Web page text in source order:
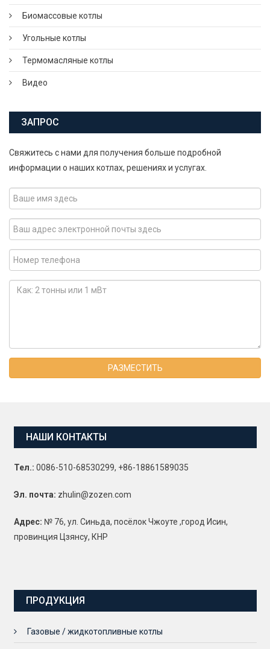
Биомассовые котлы
Угольные котлы
Термомасляные котлы
Видео
ЗАПРОС
Свяжитесь с нами для получения больше подробной
информации о наших котлах, решениях и услугах.
РАЗМЕСТИТЬ
НАШИ КОНТАКТЫ
Тел.: 0086-510-68530299, +86-18861589035
Эл. почта: zhulin@zozen.com
Адрес: № 76, ул. Синьда, посёлок Чжоуте ,город Исин,
провинция Цзянсу, КНР
ПРОДУКЦИЯ
Газовые / жидкотопливные котлы